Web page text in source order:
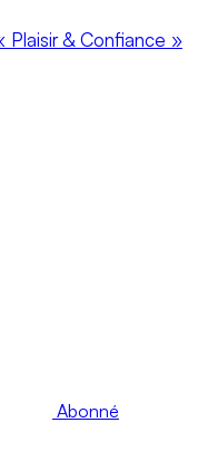
Plaisir & Confiance »
Abonné